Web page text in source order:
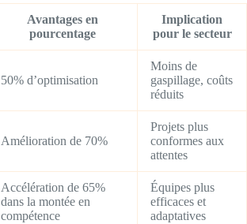
Avantages en
pourcentage
Implication
pour le secteur
50% d’optimisation
Moins de
gaspillage, coûts
réduits
Amélioration de 70%
Projets plus
conformes aux
attentes
Accélération de 65%
dans la montée en
compétence
Équipes plus
efficaces et
adaptatives